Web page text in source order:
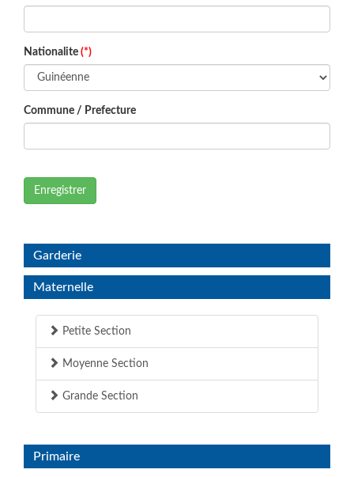
Nationalite (*)
Commune / Prefecture
Enregistrer
Garderie
Maternelle
Petite Section
Moyenne Section
Grande Section
Primaire